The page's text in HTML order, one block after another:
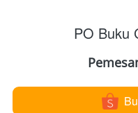
PO Buku
`